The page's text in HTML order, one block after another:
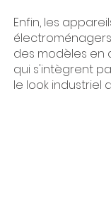
Enfin, les
des modèles en
qui s'intègrent
le look industriel